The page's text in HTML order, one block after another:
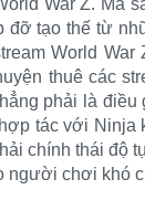
War Z. Mà
đỡ tạo thế từ
World
thuê các
phải là điều
tác với Ninja
chính thái độ
người chơi khó